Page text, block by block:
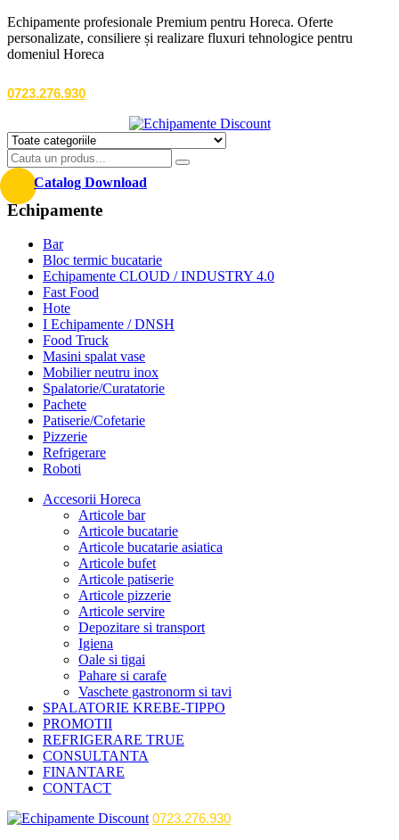
Echipamente profesionale Premium pentru Horeca. Oferte
personalizate, consiliere și realizare fluxuri tehnologice pentru
domeniul Horeca
0723.276.930
Catalog Download
Echipamente
Bar
Bloc termic bucatarie
Echipamente CLOUD / INDUSTRY 4.0
Fast Food
Hote
I Echipamente / DNSH
Food Truck
Masini spalat vase
Mobilier neutru inox
Spalatorie/Curatatorie
Pachete
Patiserie/Cofetarie
Pizzerie
Refrigerare
Roboti
Accesorii Horeca
Articole bar
Articole bucatarie
Articole bucatarie asiatica
Articole bufet
Articole patiserie
Articole pizzerie
Articole servire
Depozitare si transport
Igiena
Oale si tigai
Pahare si carafe
Vaschete gastronorm si tavi
SPALATORIE KREBE-TIPPO
PROMOTII
REFRIGERARE TRUE
CONSULTANTA
FINANTARE
CONTACT
0723.276.930